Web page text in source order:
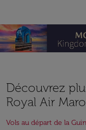
Découvrez
Royal Air
Vols au départ de la